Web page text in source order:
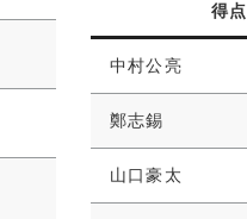
得点
中村公亮
鄭志錫
山口豪太